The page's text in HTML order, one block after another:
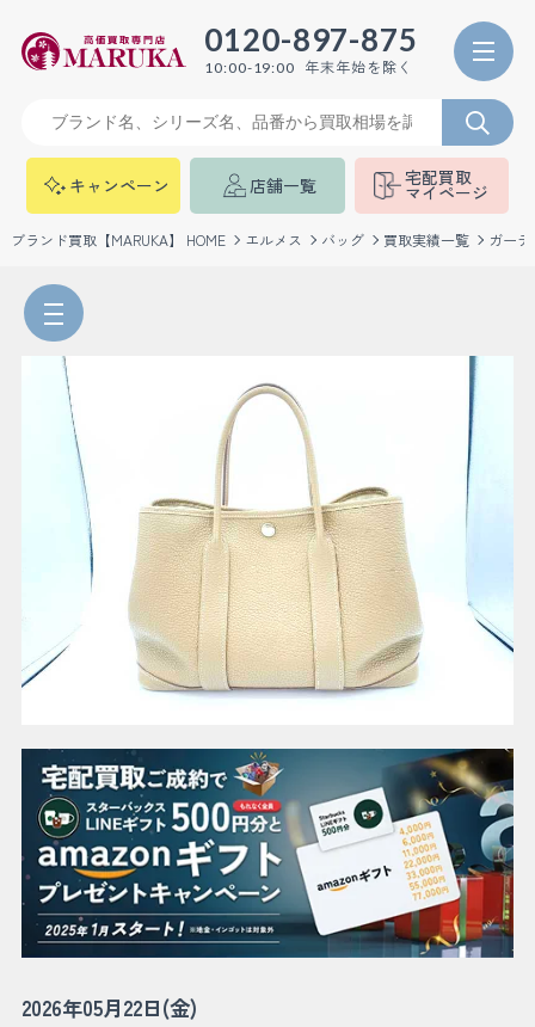
0120-897-875
10:00-19:00 年末年始を除く
キャンペーン 店舗一覧 宅配買取
マイページ
ブランド買取【MARUKA】 HOME エルメス バッグ 買取実績一覧 ガー
2026年05月22日(金)